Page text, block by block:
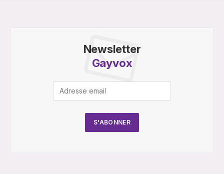
Newsletter
Gayvox